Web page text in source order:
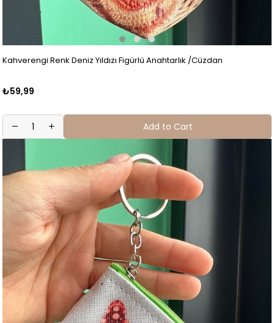
Kahverengi Renk Deniz Yıldızı Figürlü Anahtarlık /Cüzdan
₺59,99
Add to Cart